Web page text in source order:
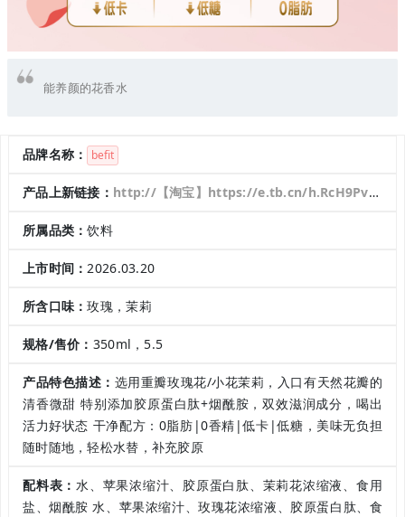
能养颜的花香水
品牌名称： befit
产品上新链接： http://【淘宝】https://e.tb.cn/h.RcH9PvxZJpC9GwF?tk=dBQG5HR4Uc8 MF287 「Befit胶原蛋白肽低卡低糖0脂玫瑰茉莉水营养补水运动饮料350ml」 点击链接直接打开 或者 淘宝搜索直接打开
所属品类：饮料
上市时间：2026.03.20
所含口味：玫瑰，茉莉
规格/售价： 350ml，5.5
产品特色描述： 选用重瓣玫瑰花/小花茉莉，入口有天然花瓣的
清香微甜 特别添加胶原蛋白肽+烟酰胺，双效滋润成分，喝出
活力好状态 干净配方：0脂肪|0香精|低卡|低糖，美味无负担
随时随地，轻松水替，补充胶原
配料表：水、苹果浓缩汁、胶原蛋白肽、茉莉花浓缩液、食用
盐、烟酰胺 水、苹果浓缩汁、玫瑰花浓缩液、胶原蛋白肽、食